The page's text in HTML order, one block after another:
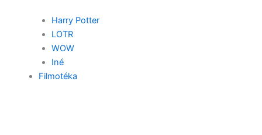
Harry Potter
LOTR
WOW
Iné
Filmotéka